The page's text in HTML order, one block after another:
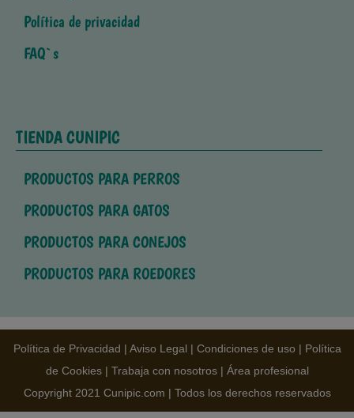
Política de privacidad
FAQ`s
TIENDA CUNIPIC
PRODUCTOS PARA PERROS
PRODUCTOS PARA GATOS
PRODUCTOS PARA CONEJOS
PRODUCTOS PARA ROEDORES
Política de Privacidad | Aviso Legal | Condiciones de uso | Política
de Cookies| Trabaja con nosotros| Área profesional
Copyright 2021 Cunipic.com | Todos los derechos reservados